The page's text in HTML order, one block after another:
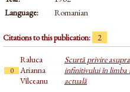
Language:
Romanian
Citations to this publication: 2
0
Raluca
Arianna
Vîlceanu
Scurtă privire asupra
infinitivului în limba
actuală